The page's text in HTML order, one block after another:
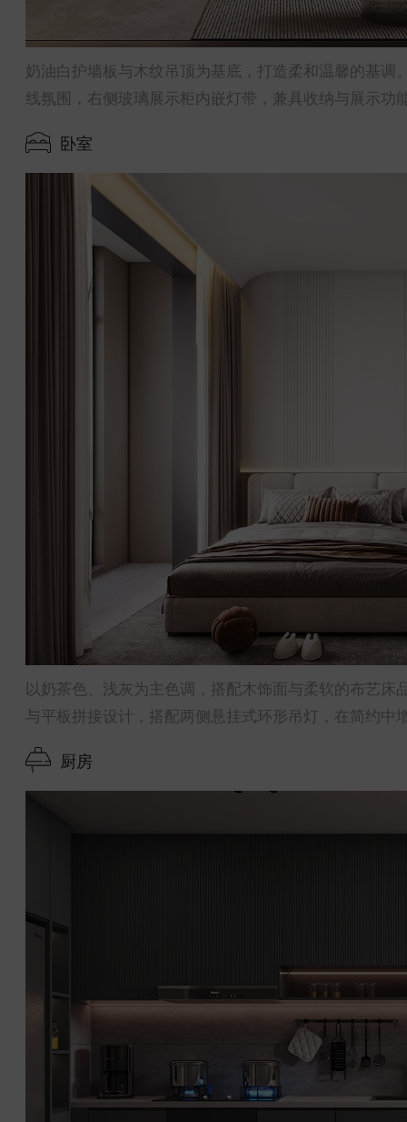
奶油白护墙板与木纹吊顶为基底，打造柔和温馨的基
线氛围，右侧玻璃展示柜内嵌灯带，兼具收纳与展示功
卧室
以奶茶色、浅灰为主色调，搭配木饰面与柔软的布艺
与平板拼接设计，搭配两侧悬挂式环形吊灯，在简约中
厨房